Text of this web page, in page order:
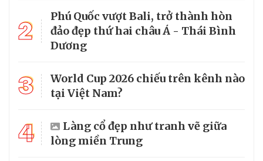
2
Phú Quốc vượt Bali, trở thành hòn
đảo đẹp thứ hai châu Á - Thái Bình
Dương
3
World Cup 2026 chiếu trên kênh nào
tại Việt Nam?
4
Làng cổ đẹp như tranh vẽ giữa
lòng miền Trung